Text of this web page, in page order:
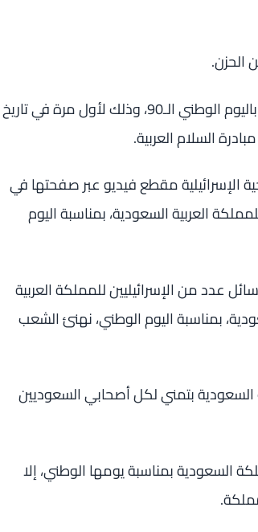
الحزن.
وسبق أن هنأ إسرائيليون المملكة العربية السعودية باليوم الوطني الـ90، وذلك لأول مرة في تاريخ
السلام العربية.
الإسرائيلية مقطع فيديو عبر صفحتها في
العربية السعودية، بمناسبة اليوم
عدد من الإسرائيليين للمملكة العربية
بمناسبة اليوم الوطني، نهنئ الشعب
السعودية بتمني لكل أصحابي السعوديين
السعودية بمناسبة يومها الوطني، إلا